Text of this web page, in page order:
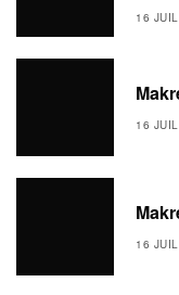
16
16
16